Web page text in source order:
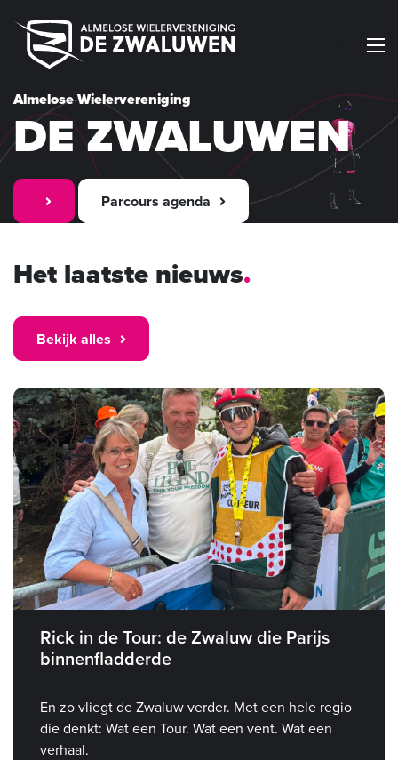
Almelose Wielervereniging
DE ZWALUWEN
Parcours agenda
Het laatste nieuws
Bekijk alles
Rick in de Tour: de Zwaluw die Parijs
binnenfladderde
En zo vliegt de Zwaluw verder. Met een hele regio
die denkt: Wat een Tour. Wat een vent. Wat een
verhaal.